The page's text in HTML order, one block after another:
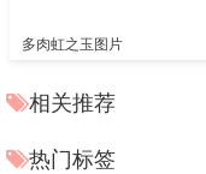
多肉虹之玉图片
相关推荐
热门标签